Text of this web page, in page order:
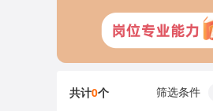
共计0个 筛选条件